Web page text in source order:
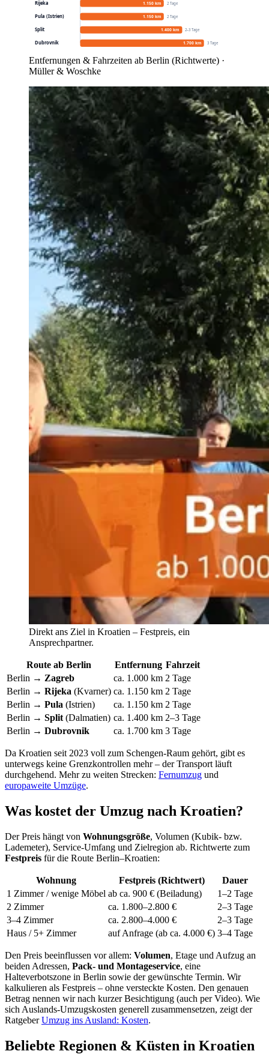
Rijeka 1.150 km 2 Tage
Pula (Istrien) 1.150 km 2 Tage
Split 1.400 km 2–3 Tage
Dubrovnik 1.700 km 3 Tage
Entfernungen & Fahrzeiten ab Berlin (Richtwerte) ·
Müller & Woschke
Direkt ans Ziel in Kroatien – Festpreis, ein
Ansprechpartner.
Route ab Berlin Entfernung Fahrzeit
Berlin → Zagreb ca. 1.000 km 2 Tage
Berlin → Rijeka (Kvarner) ca. 1.150 km 2 Tage
Berlin → Pula (Istrien) ca. 1.150 km 2 Tage
Berlin → Split (Dalmatien) ca. 1.400 km 2–3 Tage
Berlin → Dubrovnik ca. 1.700 km 3 Tage
Da Kroatien seit 2023 voll zum Schengen-Raum gehört, gibt es
unterwegs keine Grenzkontrollen mehr – der Transport läuft
durchgehend. Mehr zu weiten Strecken: Fernumzug und
europaweite Umzüge.
Was kostet der Umzug nach Kroatien?
Der Preis hängt von Wohnungsgröße, Volumen (Kubik- bzw.
Lademeter), Service-Umfang und Zielregion ab. Richtwerte zum
Festpreis für die Route Berlin–Kroatien:
Wohnung Festpreis (Richtwert)
Dauer
1 Zimmer / wenige Möbel ab ca. 900 € (Beiladung)
1–2 Tage
2 Zimmer
ca. 1.800–2.800 €
2–3 Tage
3–4 Zimmer
ca. 2.800–4.000 €
2–3 Tage
Haus / 5+ Zimmer
auf Anfrage (ab ca. 4.000 €) 3–4 Tage
Den Preis beeinflussen vor allem: Volumen, Etage und Aufzug an
beiden Adressen, Pack- und Montageservice, eine
Halteverbotszone in Berlin sowie der gewünschte Termin. Wir
kalkulieren als Festpreis – ohne versteckte Kosten. Den genauen
Betrag nennen wir nach kurzer Besichtigung (auch per Video). Wie
sich Auslands-Umzugskosten generell zusammensetzen, zeigt der
RatgeberUmzug ins Ausland: Kosten.
Beliebte Regionen & Küsten in Kroatien